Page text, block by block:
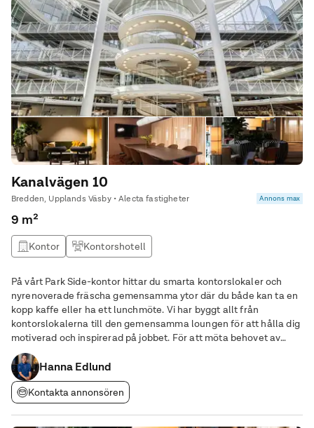
Kanalvägen 10
Bredden, Upplands Väsby • Alecta fastigheter Annons max
9 m²
Kontor Kontorshotell
På vårt Park Side-kontor hittar du smarta kontorslokaler och
nyrenoverade fräscha gemensamma ytor där du både kan ta en
kopp kaffe eller ha ett lunchmöte. Vi har byggt allt från
kontorslokalerna till den gemensamma loungen för att hålla dig
motiverad och inspirerad på jobbet. För att möta behovet av
flexibla kontor bygger vi ut ytterligare av vårt
kontorshotellskoncept i Bredden. När du hyr
Hanna Edlund
Kontakta annonsören